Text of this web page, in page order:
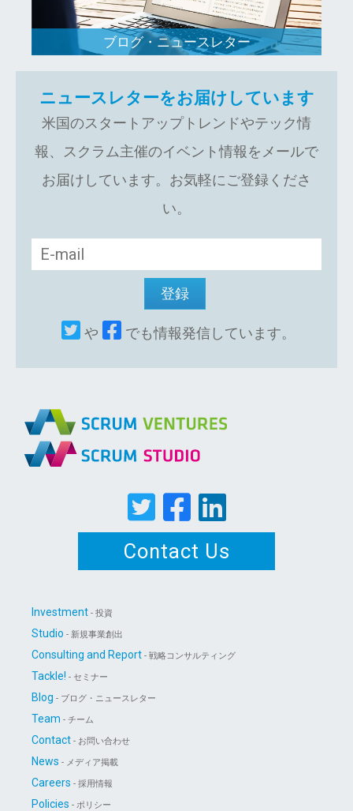
ブログ・ニュースレター
ニュースレターをお届けしています
米国のスタートアップトレンドやテック情
報、スクラム主催のイベント情報をメールで
お届けしています。お気軽にご登録くださ
い。
や でも情報発信しています。
Contact Us
Investment - 投資
Studio - 新規事業創出
Consulting and Report - 戦略コンサルティング
Tackle! - セミナー
Blog - ブログ・ニュースレター
Team - チーム
Contact - お問い合わせ
News - メディア掲載
Careers - 採用情報
Policies - ポリシー